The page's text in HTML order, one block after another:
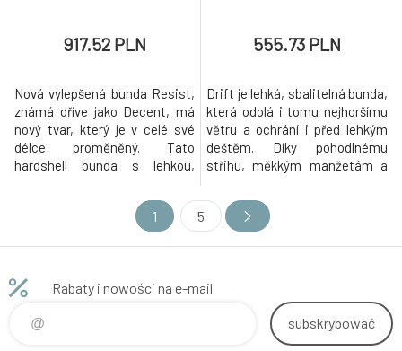
917.52 PLN
Nová vylepšená bunda Resist,
známá dříve jako Decent, má
nový tvar, který je v celé své
délce proměněný. Tato
hardshell bunda s lehkou,
konstrukcí je určena pro
nejnáročnější prvky na okruhu
Světového poháru nebo na
555.73 PLN
Drift je lehká, sbalitelná bunda,
která odolá i tomu nejhoršímu
větru a ochrání i před lehkým
deštěm. Díky pohodlnému
střihu, měkkým manžetám a
vypadá skvěle a vy o ní
nebudete ani vědět.
1 5
Rabaty i nowości na e-mail
subskrybować